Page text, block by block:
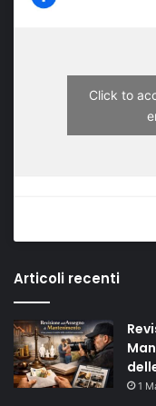
Click to
Articoli recenti
1